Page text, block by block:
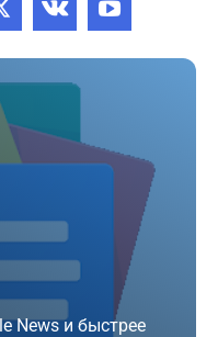
News и быстрее